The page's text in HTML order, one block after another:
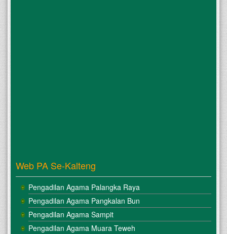
Web PA Se-Kalteng
Pengadilan Agama Palangka Raya
Pengadilan Agama Pangkalan Bun
Pengadilan Agama Sampit
Pengadilan Agama Muara Teweh